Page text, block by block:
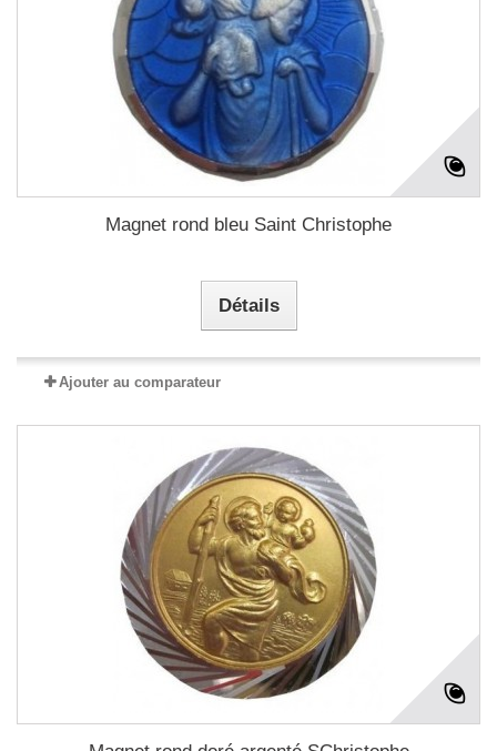
Magnet rond bleu Saint Christophe
Détails
Ajouter au comparateur